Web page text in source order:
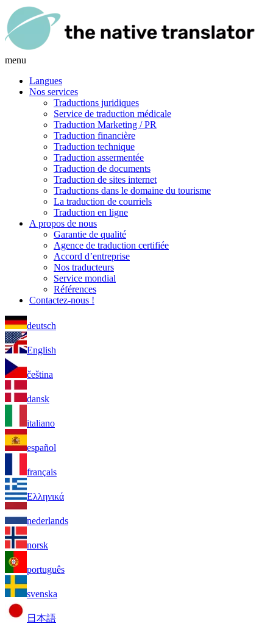
menu
Langues
Nos services
Traductions juridiques
Service de traduction médicale
Traduction Marketing / PR
Traduction financière
Traduction technique
Traduction assermentée
Traduction de documents
Traduction de sites internet
Traductions dans le domaine du tourisme
La traduction de courriels
Traduction en ligne
A propos de nous
Garantie de qualité
Agence de traduction certifiée
Accord d’entreprise
Nos traducteurs
Service mondial
Références
Contactez-nous !
deutsch
English
čeština
dansk
italiano
español
français
Ελληνικά
nederlands
norsk
português
svenska
日本語